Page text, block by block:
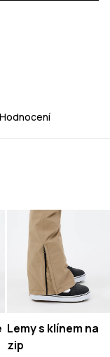
Hodnocení
Lemy s klínem na
zip